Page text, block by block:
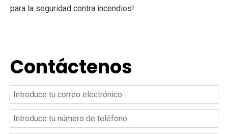
para la seguridad contra incendios!
Contáctenos